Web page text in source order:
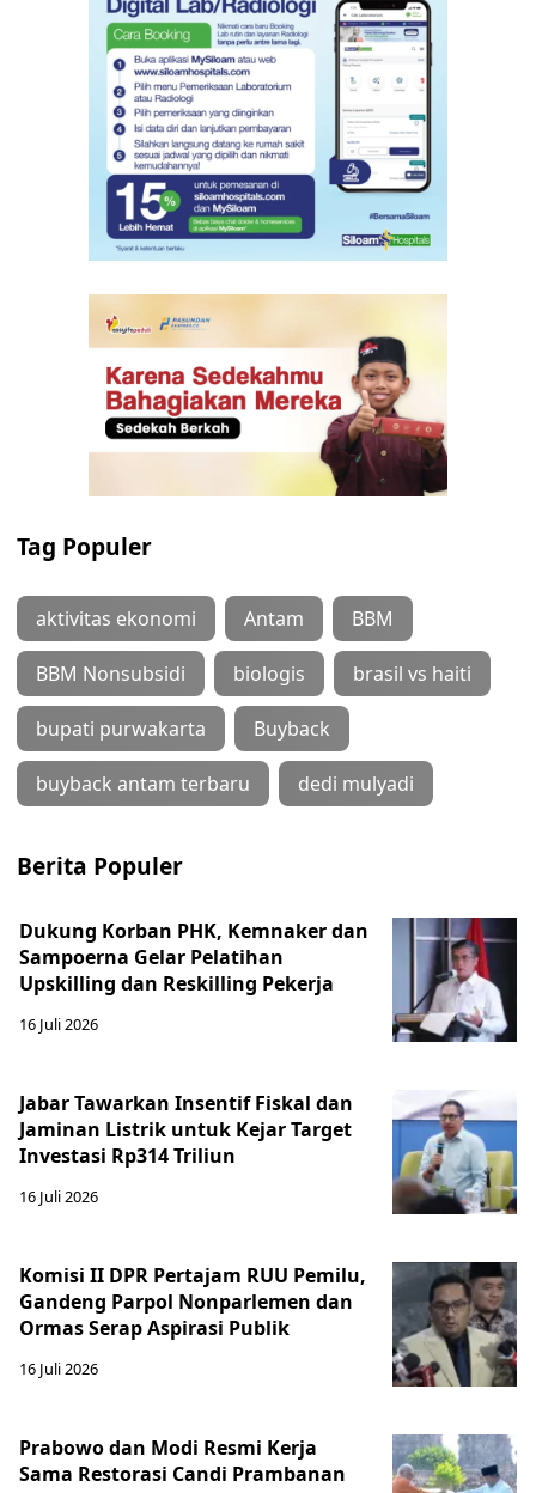
Tag Populer
aktivitas ekonomi Antam BBM
BBM Nonsubsidi biologis brasil vs haiti
bupati purwakarta Buyback
buyback antam terbaru dedi mulyadi
Berita Populer
Dukung Korban PHK, Kemnaker dan
Sampoerna Gelar Pelatihan
Upskilling dan Reskilling Pekerja
16 Juli 2026
Jabar Tawarkan Insentif Fiskal dan
Jaminan Listrik untuk Kejar Target
Investasi Rp314 Triliun
16 Juli 2026
Komisi II DPR Pertajam RUU Pemilu,
Gandeng Parpol Nonparlemen dan
Ormas Serap Aspirasi Publik
16 Juli 2026
Prabowo dan Modi Resmi Kerja
Sama Restorasi Candi Prambanan